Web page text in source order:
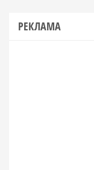
РЕКЛАМА